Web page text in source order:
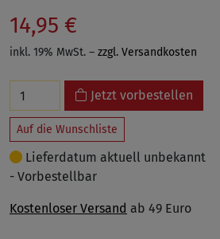
14,95 €
inkl. 19% MwSt. – zzgl. Versandkosten
Jetzt vorbestellen
Auf die Wunschliste
Lieferdatum aktuell unbekannt
- Vorbestellbar
Kostenloser Versand ab 49 Euro